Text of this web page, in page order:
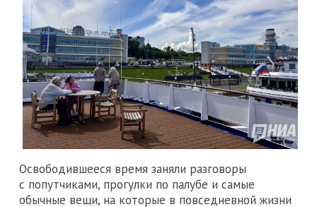
Освободившееся время заняли разговоры
с попутчиками, прогулки по палубе и самые
обычные вещи, на которые в повседневной жизни